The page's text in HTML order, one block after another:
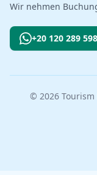
Wir nehmen
+20 120 289
© 2026